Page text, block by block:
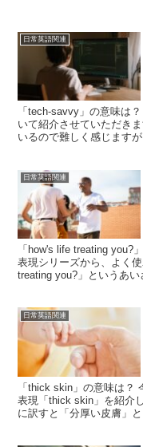
日常英語関連
「tech-savvy」の意味は
いて紹介させていただき
いるので難しく感じます
日常英語関連
「how's life treating you?
表現シリーズから、よく
treating you?」というあ
日常英語関連
「thick skin」の意味は？
表現「thick skin」を紹介
に訳すと「分厚い皮膚」